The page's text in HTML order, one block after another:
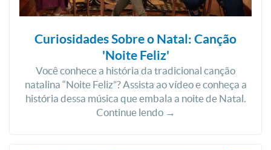
Curiosidades Sobre o Natal: Canção
'Noite Feliz'
Você conhece a história da tradicional canção
natalina “Noite Feliz”? Assista ao vídeo e conheça a
história dessa música que embala a noite de Natal.
Continue lendo →